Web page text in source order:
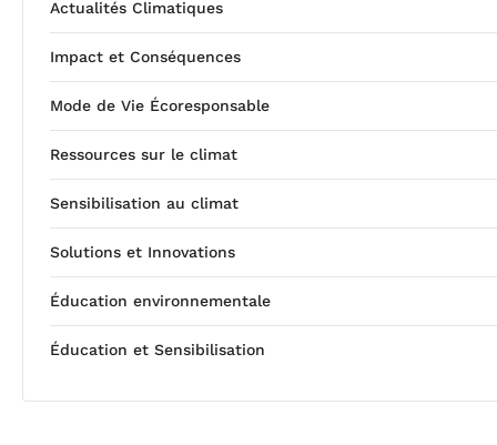
Actualités Climatiques
Impact et Conséquences
Mode de Vie Écoresponsable
Ressources sur le climat
Sensibilisation au climat
Solutions et Innovations
Éducation environnementale
Éducation et Sensibilisation